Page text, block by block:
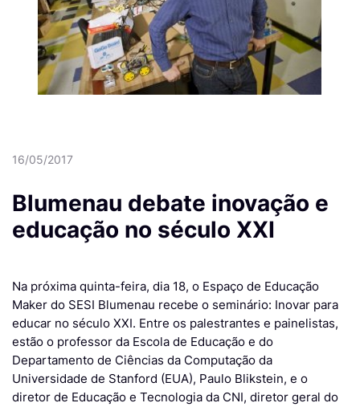
16/05/2017
Blumenau debate inovação e
educação no século XXI
Na próxima quinta-feira, dia 18, o Espaço de Educação
Maker do SESI Blumenau recebe o seminário: Inovar para
educar no século XXI. Entre os palestrantes e painelistas,
estão o professor da Escola de Educação e do
Departamento de Ciências da Computação da
Universidade de Stanford (EUA), Paulo Blikstein, e o
diretor de Educação e Tecnologia da CNI, diretor geral do